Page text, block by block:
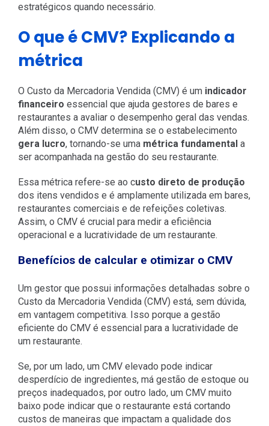
estratégicos quando necessário.
O que é CMV? Explicando a
métrica
O Custo da Mercadoria Vendida (CMV) é um indicador
financeiro essencial que ajuda gestores de bares e
restaurantes a avaliar o desempenho geral das vendas.
Além disso, o CMV determina se o estabelecimento
gera lucro, tornando-se uma métrica fundamentala
ser acompanhada na gestão do seu restaurante.
Essa métrica refere-se ao custo direto de produção
dos itens vendidos e é amplamente utilizada em bares,
restaurantes comerciais e de refeições coletivas.
Assim, o CMV é crucial para medir a eficiência
operacional e a lucratividade de um restaurante.
Benefícios de calcular e otimizar o CMV
Um gestor que possui informações detalhadas sobre o
Custo da Mercadoria Vendida (CMV) está, sem dúvida,
em vantagem competitiva. Isso porque a gestão
eficiente do CMV é essencial para a lucratividade de
um restaurante.
Se, por um lado, um CMV elevado pode indicar
desperdício de ingredientes, má gestão de estoque ou
preços inadequados, por outro lado, um CMV muito
baixo pode indicar que o restaurante está cortando
custos de maneiras que impactam a qualidade dos